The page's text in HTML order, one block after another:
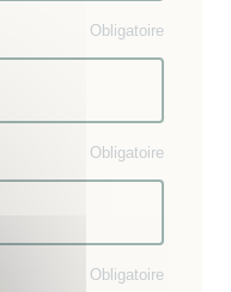
Obligatoire
Obligatoire
Obligatoire